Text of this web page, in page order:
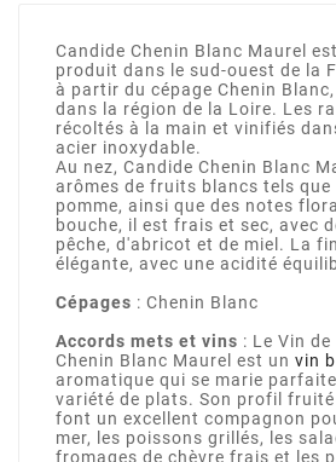
Candide Chenin Blanc Maurel
produit dans le sud-ouest de la
à partir du cépage Chenin
dans la région de la Loire. Les
récoltés à la main et vinifiés
acier inoxydable.
Au nez, Candide Chenin Blanc
arômes de fruits blancs tels que
pomme, ainsi que des notes
bouche, il est frais et sec, avec
pêche, d'abricot et de miel. La
élégante, avec une acidité
Cépages : Chenin Blanc
Accords mets et vins : Le Vin
Chenin Blanc Maurel est un vin
aromatique qui se marie
variété de plats. Son profil
font un excellent compagnon
mer, les poissons grillés, les
fromages de chèvre frais et les